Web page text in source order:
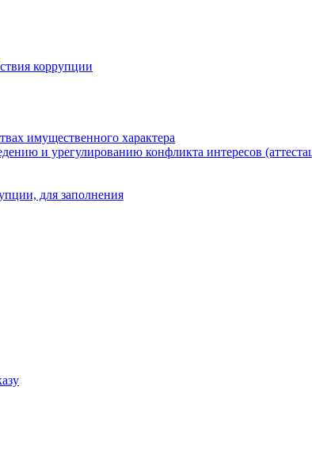
коррупции
имущественного характера
и урегулированию конфликта интересов
для заполнения